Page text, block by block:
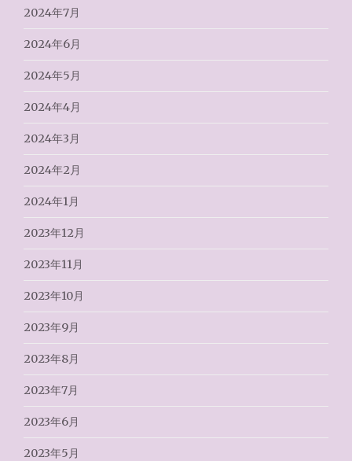
2024年7月
2024年6月
2024年5月
2024年4月
2024年3月
2024年2月
2024年1月
2023年12月
2023年11月
2023年10月
2023年9月
2023年8月
2023年7月
2023年6月
2023年5月